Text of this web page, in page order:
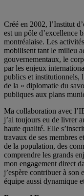
Créé en 2002, l’Institut
est un pôle d’excellence
montréalaise. Les
mobilisent tant le milieu
gouvernementaux, le
par les enjeux
publics et institutionnels,
de la « diplomatie du
publiques aux plans
Ma collaboration avec
j’ai toujours eu de livrer
haute qualité. Elle
travaux de ses membres
de la population, des
comprendre les grands
mon engagement direct
j’espère contribuer à son
équipe aussi dynamique